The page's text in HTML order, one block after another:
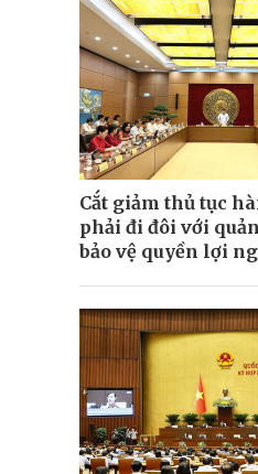
Cắt giảm thủ tục
phải đi đôi với
bảo vệ quyền lợi